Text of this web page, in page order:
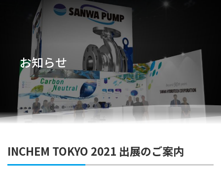
お知らせ
INCHEM TOKYO 2021 出展のご案内